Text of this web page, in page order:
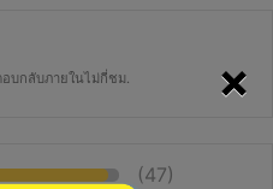
×
อบกลับภายในไม่กี่ชม.
(47)